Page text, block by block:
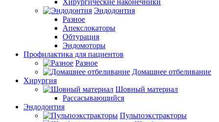
Хирургические наконечники
Эндодонтия
Разное
Апекслокаторы
Обтурация
Эндомоторы
Профилактика для пациентов
Разное
Домашнее отбеливание
Хирургия
Шовный материал
Рассасывающийся
Эндодонтия
Пульпоэкстракторы